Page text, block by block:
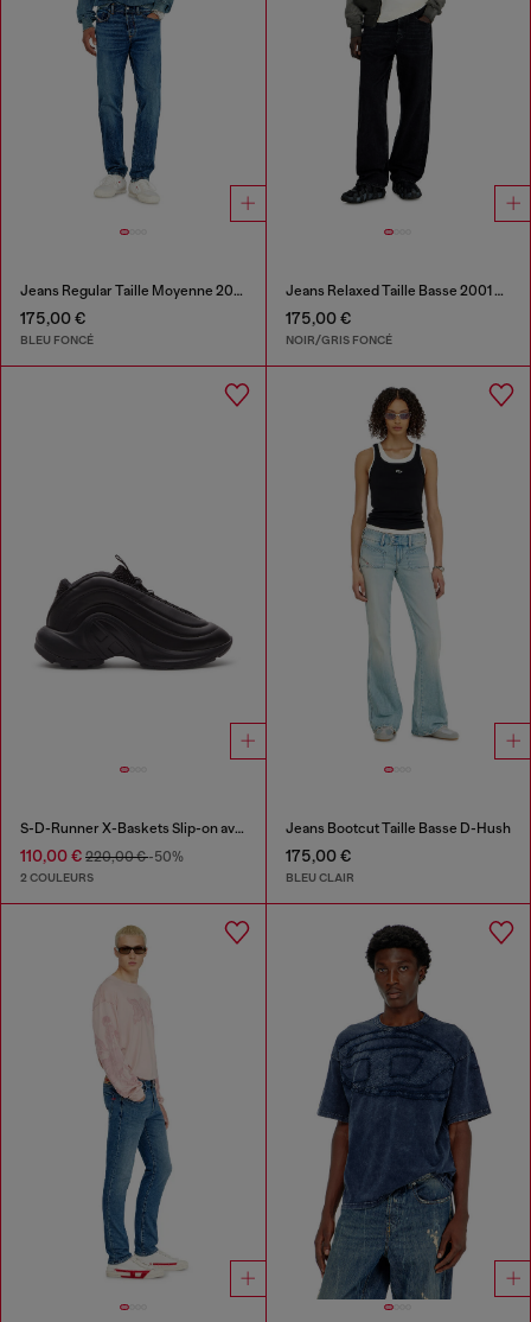
Jeans Regular Taille Moyenne 2023 D-Finitive
175,00 €
BLEU FONCÉ
Jeans Relaxed Taille Basse 2001 D-Macro
175,00 €
NOIR/GRIS FONCÉ
S-D-Runner X-Baskets Slip-on avec cou-de-pied Oval D mat
110,00 € 220,00 €-50%
2 COULEURS
Jeans Bootcut Taille Basse D-Hush
175,00 €
BLEU CLAIR